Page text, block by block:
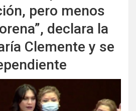
pero menos
declara la
Clemente y se